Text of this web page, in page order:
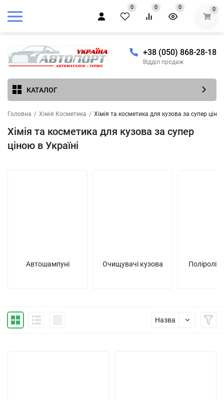
0 0 0 0
+38 (050) 868-28-18
Відділ продаж
КАТАЛОГ
Головна / Хімія Косметика / Хімія та косметика для кузова за супер
Хімія та косметика для кузова за супер
ціною в Україні
Автошампуні Очищувачі кузова Поліролі
Назва